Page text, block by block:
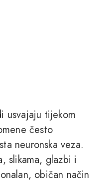
usvajaju tijekom
često
neuronska veza.
slikama, glazbi i
običan način